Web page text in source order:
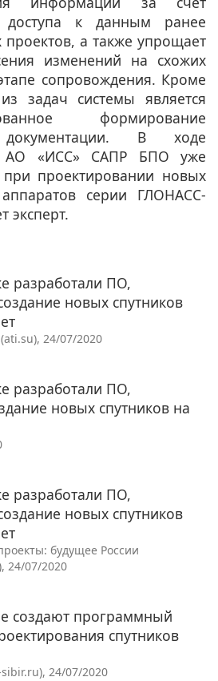
доступа к данным ранее
а также упрощает
изменений на схожих
сопровождения. Кроме
задач системы является
формирование
документации. В ходе
АО «ИСС» САПР БПО уже
при проектировании новых
аппаратов серии ГЛОНАСС-
эксперт.
разработали ПО,
новых спутников
24/07/2020
разработали ПО,
новых спутников на
разработали ПО,
новых спутников
будущее России
24/07/2020
создают программный
спутников
24/07/2020